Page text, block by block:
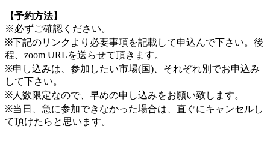
【予約方法】
※必ずご確認ください。
※下記のリンクより必要事項を記載して申込んで下さい。後
程、zoom URLを送らせて頂きます。
※申し込みは、参加したい市場(国)、それぞれ別でお申込み
して下さい。
※人数限定なので、早めの申し込みをお願い致します。
※当日、急に参加できなかった場合は、直ぐにキャンセルし
て頂けたらと思います。